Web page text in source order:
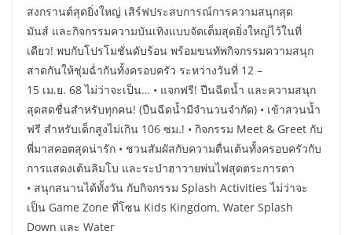
สงกรานต์สุดยิ่งใหญ่ เสิร์ฟประสบการณ์การความสนุกสุด
มันส์ และกิจกรรมความบันเทิงแบบจัดเต็มสุดยิ่งใหญ่ไว้ในที่
เดียว! พบกับโปรโมชั่นดับร้อน พร้อมขนทัพกิจกรรมความสนุก
สาดกันให้ชุ่มฉ่ำกันทั้งครอบครัว ระหว่างวันที่ 12 –
15 เม.ย. 68 ไม่ว่าจะเป็น… • แจกฟรี! ปืนฉีดน้ำ และความสนุก
สุดสดชื่นสำหรับทุกคน! (ปืนฉีดน้ำมีจำนวนจำกัด) • เข้าสวนน้ำ
ฟรี สำหรับเด็กสูงไม่เกิน 106 ซม.! • กิจกรรม Meet & Greet กับ
พี่มาสคอตสุดน่ารัก • ชวนสัมผัสกับความตื่นเต้นทั้งครอบครัวกับ
การแสดงเต้นลิมโบ และระบำฮาวายพ่นไฟสุดตระการตา
• สนุกสนานได้ทั้งวัน กับกิจกรรม Splash Activities ไม่ว่าจะ
เป็น Game Zone ที่โซน Kids Kingdom, Water Splash
Down และ Water